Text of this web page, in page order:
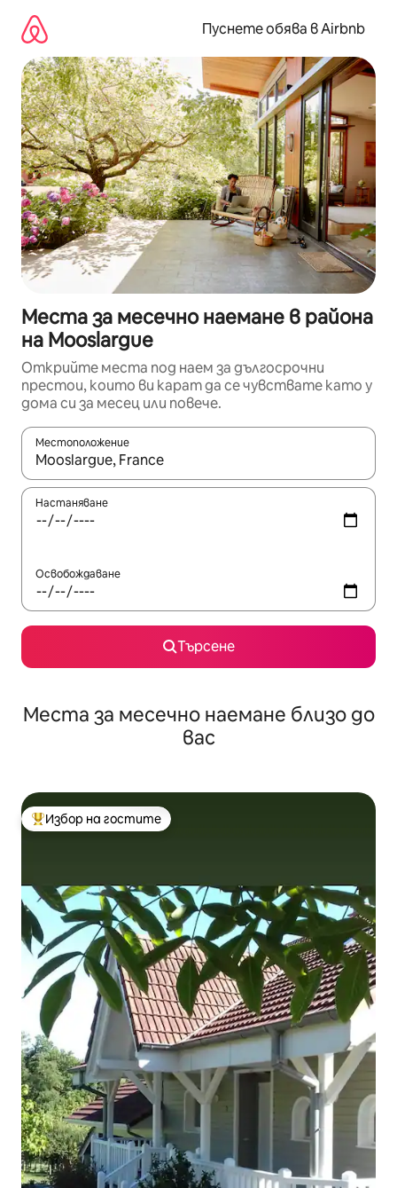
съдържанието
Пуснете обява в Airbnb
Места за месечно наемане в района
на Mooslargue
Открийте места под наем за дългосрочни
престои, които ви карат да се чувствате като у
дома си за месец или повече.
Местоположение
Когато резултатите се покажат, използвайте
Настаняване
Освобождаване
Търсене
Места за месечно наемане близо до
вас
Най-популярен избор на гостите
Избор на гостите